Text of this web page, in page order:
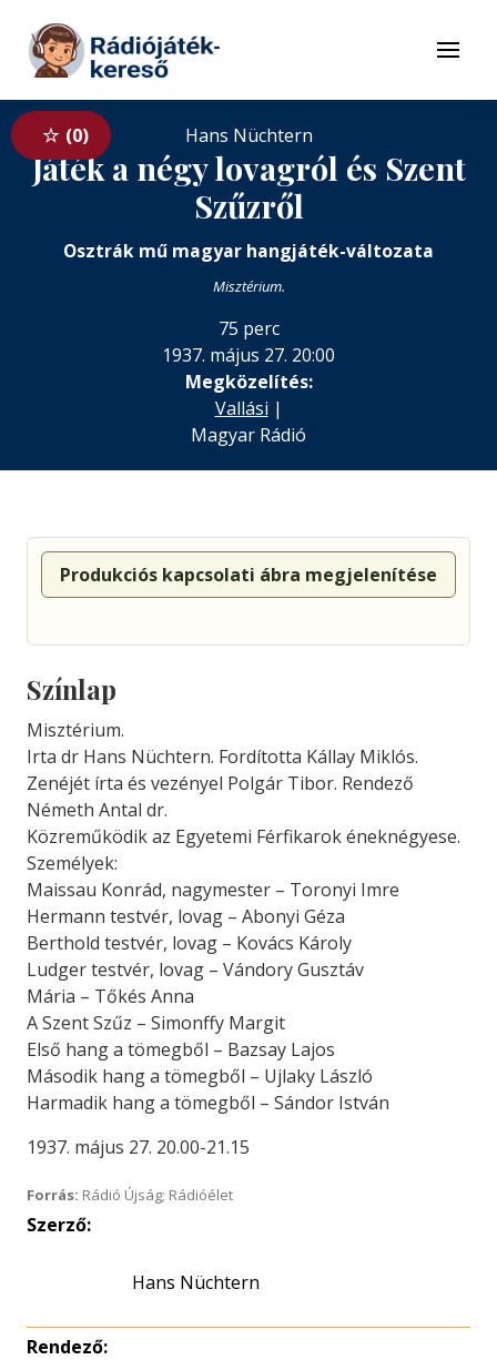
Tovább a tartalomhoz
Menü
0 Hans Nüchtern
Játék a négy lovagról és Szent
Szűzről
Osztrák mű magyar hangjáték-változata
Misztérium.
75 perc
1937. május 27. 20:00
Megközelítés:
Vallási |
Magyar Rádió
Produkciós kapcsolati ábra megjelenítése
Színlap
Misztérium.
Irta dr Hans Nüchtern. Fordította Kállay Miklós.
Zenéjét írta és vezényel Polgár Tibor. Rendező
Németh Antal dr.
Közreműködik az Egyetemi Férfikarok éneknégyese.
Személyek:
Maissau Konrád, nagymester – Toronyi Imre
Hermann testvér, lovag – Abonyi Géza
Berthold testvér, lovag – Kovács Károly
Ludger testvér, lovag – Vándory Gusztáv
Mária – Tőkés Anna
A Szent Szűz – Simonffy Margit
Első hang a tömegből – Bazsay Lajos
Második hang a tömegből – Ujlaky László
Harmadik hang a tömegből – Sándor István
1937. május 27. 20.00-21.15
Forrás: Rádió Újság; Rádióélet
Szerző:
Hans Nüchtern
Rendező: